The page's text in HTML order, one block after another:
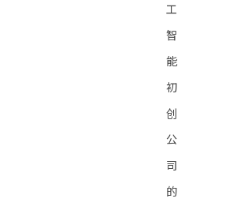
工
智
能
初
创
公
司
的